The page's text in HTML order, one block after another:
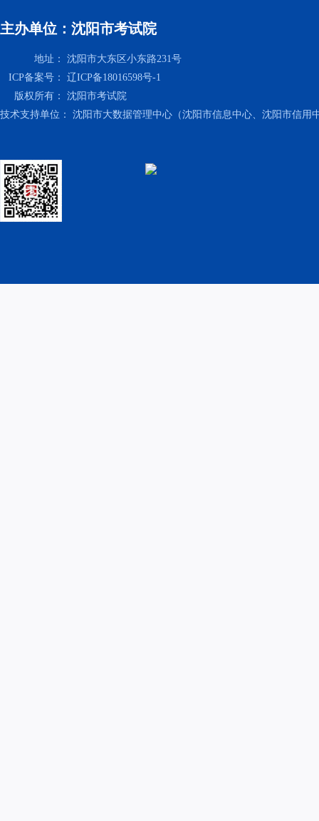
主办单位：沈阳市考试院
地址：
沈阳市大东区小东路231号
ICP备案号：
辽ICP备18016598号-1
版权所有：
沈阳市考试院
技术支持单位：
沈阳市大数据管理中心（沈阳市信息中心、沈阳市信用